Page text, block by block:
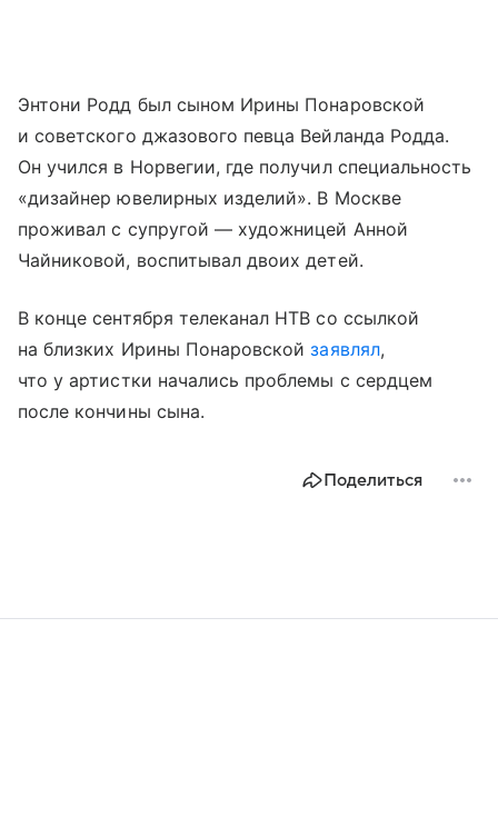
Энтони Родд был сыном Ирины Понаровской
и советского джазового певца Вейланда Родда.
Он учился в Норвегии, где получил специальность
«дизайнер ювелирных изделий». В Москве
проживал с супругой — художницей Анной
Чайниковой, воспитывал двоих детей.
В конце сентября телеканал НТВ со ссылкой
на близких Ирины Понаровскойзаявлял,
что у артистки начались проблемы с сердцем
после кончины сына.
Поделиться